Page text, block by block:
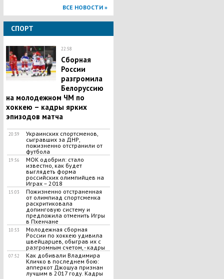
ВСЕ НОВОСТИ »
СПОРТ
22:58
Сборная
России
разгромила
Белоруссию
на молодежном ЧМ по
хоккею – кадры ярких
эпизодов матча
20:39
Украинских спортсменов,
сыгравших за ДНР,
пожизненно отстранили от
футбола
19:56
МОК одобрил: стало
известно, как будет
выглядеть форма
российских олимпийцев на
Играх – 2018
15:03
Пожизненно отстраненная
от олимпиад спортсменка
раскритиковала
допинговую систему и
предложила отменить Игры
в Пхенчане
10:53
Молодежная сборная
России по хоккею удивила
швейцарцев, обыграв их с
разгромным счетом, - кадры
07:52
Как добивали Владимира
Кличко в последнем бою:
апперкот Джошуа признан
лучшим в 2017 году. Кадры